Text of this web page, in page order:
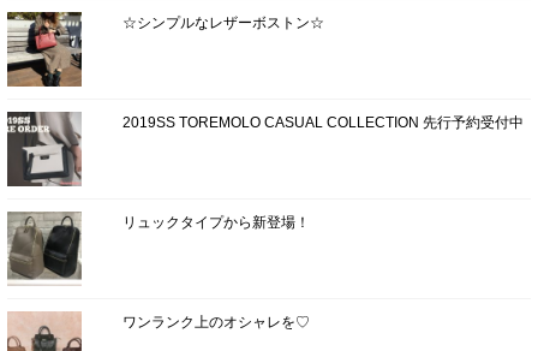
☆シンプルなレザーボストン☆
2019SS TOREMOLO CASUAL COLLECTION 先行予約受付中
リュックタイプから新登場！
ワンランク上のオシャレを♡